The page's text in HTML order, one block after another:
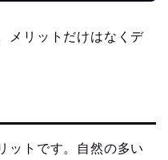
メリットだけはなくデ
ットです。自然の多い